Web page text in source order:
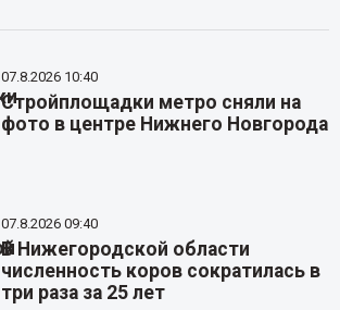
07.8.2026 10:40
Стройплощадки метро сняли на
фото в центре Нижнего Новгорода
07.8.2026 09:40
В Нижегородской области
численность коров сократилась в
три раза за 25 лет